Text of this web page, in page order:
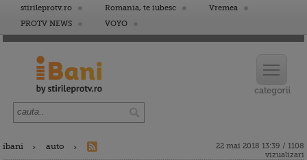
stirileprotv.ro Romania, te iubesc
Vremea
PROTV NEWS
VOYO
ibani auto
22 mai 2018 13:39 / 1108
vizualizari